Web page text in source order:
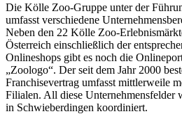
Die Kölle Zoo-Gruppe unter der
umfasst verschiedene
Neben den 22 Kölle Zoo-
Österreich einschließlich der
Onlineshops gibt es noch die
„Zoologo“. Der seit dem Jahr 2000
Franchisevertrag umfasst mittlerweile
Filialen. All diese Unternehmensfelder
in Schwieberdingen koordiniert.